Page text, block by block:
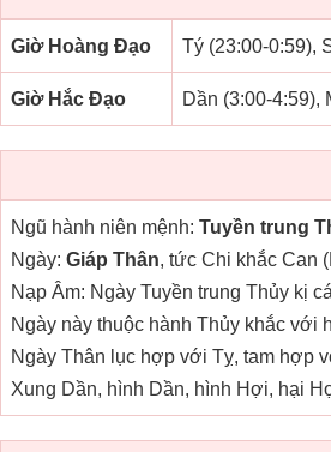
Giờ Hoàng Đạo Tý (23:00-0:59),
Giờ Hắc Đạo Dần (3:00-4:59),
Ngũ hành niên mệnh: Tuyền trung
Ngày: Giáp Thân, tức Chi khắc Can
Nạp Âm: Ngày Tuyền trung Thủy kị
Ngày này thuộc hành Thủy khắc với
Ngày Thân lục hợp với Tỵ, tam hợp
Xung Dần, hình Dần, hình Hợi, hại